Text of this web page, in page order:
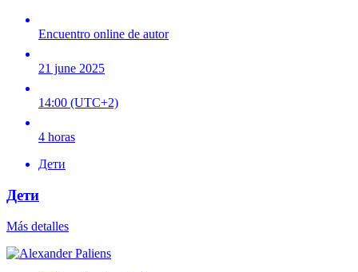
Encuentro online de autor
21 june 2025
14:00 (UTC+2)
4 horas
Дети
Дети
Más detalles